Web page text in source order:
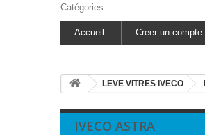
Catégories
Accueil Creer un compte
LEVE VITRES IVECO
IVECO ASTRA